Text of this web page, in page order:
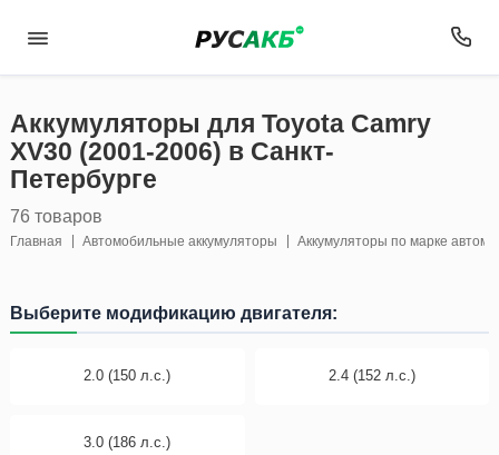
Аккумуляторы для Toyota Camry
XV30 (2001-2006) в Санкт-
Петербурге
76 товаров
Главная Автомобильные аккумуляторы Аккумуляторы по марке
Выберите модификацию двигателя:
2.0 (150 л.с.) 2.4 (152 л.с.)
3.0 (186 л.с.)